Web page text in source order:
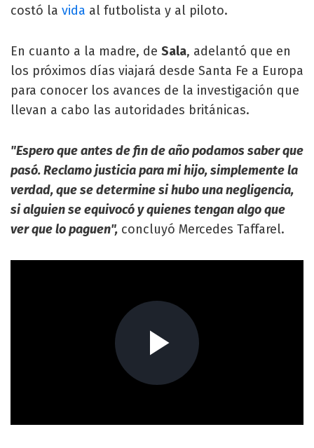
costó la vida al futbolista y al piloto.
En cuanto a la madre, de Sala, adelantó que en
los próximos días viajará desde Santa Fe a Europa
para conocer los avances de la investigación que
llevan a cabo las autoridades británicas.
"Espero que antes de fin de año podamos saber que
pasó. Reclamo justicia para mi hijo, simplemente la
verdad, que se determine si hubo una negligencia,
si alguien se equivocó y quienes tengan algo que
ver que lo paguen", concluyó Mercedes Taffarel.